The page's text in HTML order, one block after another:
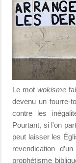
Le mot wokisme
devenu un fourre-
contre les
Pourtant, si l'on
peut laisser les
revendication
prophétisme